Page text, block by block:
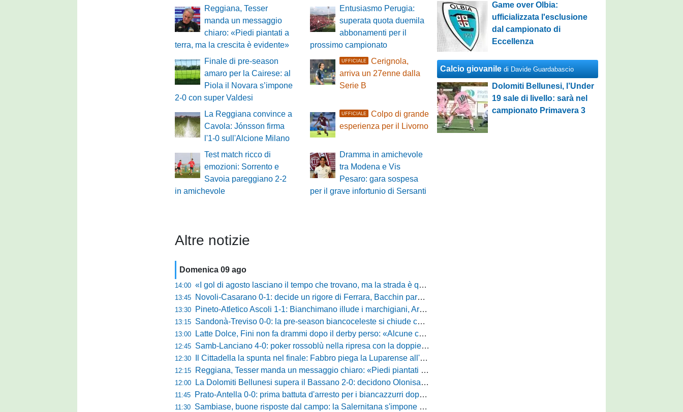
Reggiana, Tesser
manda un messaggio
chiaro: «Piedi piantati a
terra, ma la crescita è evidente»
Entusiasmo Perugia:
superata quota duemila
abbonamenti per il
prossimo campionato
Finale di pre-season
amaro per la Cairese: al
Piola il Novara s’impone
2-0 con super Valdesi
UFFICIALE
Cerignola,
arriva un 27enne dalla
Serie B
La Reggiana convince a
Cavola: Jónsson firma
l'1-0 sull'Alcione Milano
UFFICIALE
Colpo di grande
esperienza per il Livorno
Test match ricco di
emozioni: Sorrento e
Savoia pareggiano 2-2
in amichevole
Dramma in amichevole
tra Modena e Vis
Pesaro: gara sospesa
per il grave infortunio di Sersanti
Altre notizie
Domenica 09 ago
14:00 «I gol di agosto lasciano il tempo che trovano, ma la strada è quella giusta»: Alma fa volare la Reggina e carica l'ambiente
13:45 Novoli-Casarano 0-1: decide un rigore di Ferrara, Bacchin para un penalty nel primo tempo
13:30 Pineto-Atletico Ascoli 1-1: Bianchimano illude i marchigiani, Ardizzone salva i biancazzurri nel finale
13:15 Sandonà-Treviso 0-0: la pre-season biancoceleste si chiude con un pareggio senza reti
13:00 Latte Dolce, Fini non fa drammi dopo il derby perso: «Alcune cose non mi sono piaciute, ma siamo sulla strada giusta»
12:45 Samb-Lanciano 4-0: poker rossoblù nella ripresa con la doppietta di Faggioli e i gol di Candellori e Perrotta
12:30 Il Cittadella la spunta nel finale: Fabbro piega la Luparense all'88'
12:15 Reggiana, Tesser manda un messaggio chiaro: «Piedi piantati a terra, ma la crescita è evidente»
12:00 La Dolomiti Bellunesi supera il Bassano 2-0: decidono Olonisakin e Mondonico
11:45 Prato-Antella 0-0: prima battuta d'arresto per i biancazzurri dopo tre successi
11:30 Sambiase, buone risposte dal campo: la Salernitana s'impone di misura 2-1
Game over Olbia:
ufficializzata l'esclusione
dal campionato di
Eccellenza
Calcio giovanile di Davide Guardabascio
Dolomiti Bellunesi, l’Under
19 sale di livello: sarà nel
campionato Primavera 3